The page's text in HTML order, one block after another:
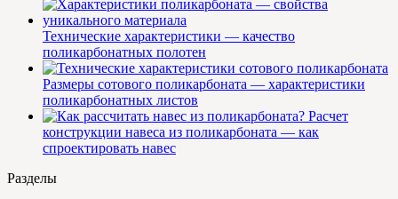
Технические характеристики — качество
поликарбонатных полотен
Размеры сотового поликарбоната — характеристики
поликарбонатных листов
Расчет
конструкции навеса из поликарбоната — как
спроектировать навес
Разделы